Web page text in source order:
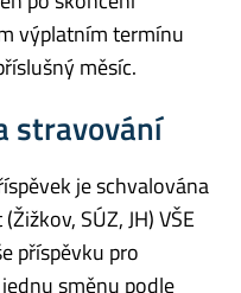
výplatním termínu
měsíc.
stravování
je schvalována
SÚZ, JH) VŠE
příspěvku pro
směnu podle